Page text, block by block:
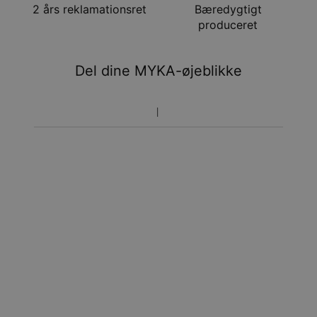
Hastelevering
søn. 16. aug. - tir. 18.
aug.
Du vil ikke blive opkrævet yderligere afgifter.
Vær opmærksom på at tidsperioden nævnt ovenfor er
2 års reklamationsret
Bæredygtigt
produceret
Del dine MYKA-øjeblikke